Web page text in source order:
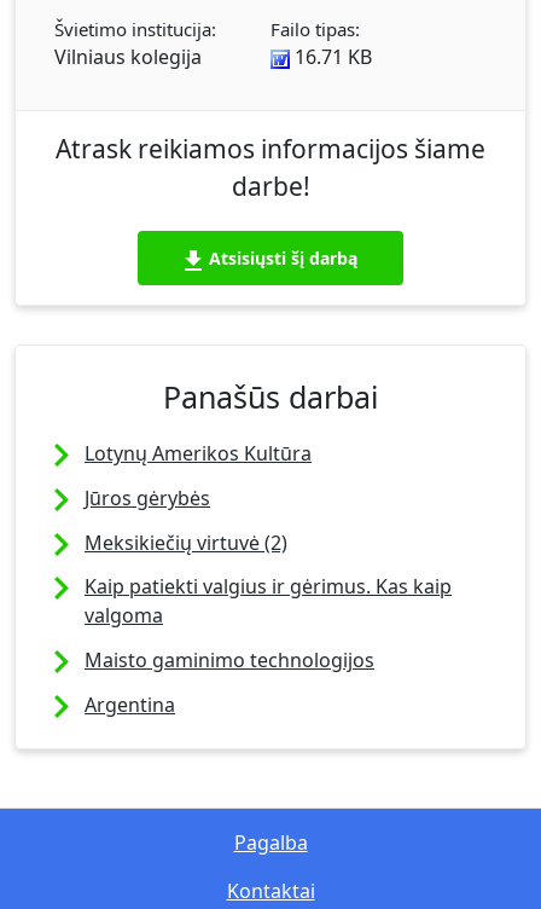
Švietimo institucija:
Vilniaus kolegija
Failo tipas:
16.71 KB
Atrask reikiamos informacijos šiame
darbe!
Atsisiųsti šį darbą
Panašūs darbai
Lotynų Amerikos Kultūra
Jūros gėrybės
Meksikiečių virtuvė (2)
Kaip patiekti valgius ir gėrimus. Kas kaip
valgoma
Maisto gaminimo technologijos
Argentina
Kontaktai
Pagalba